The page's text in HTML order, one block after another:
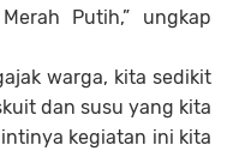
Putih,” ungkap
warga, kita sedikit
dan susu yang kita
kegiatan ini kita